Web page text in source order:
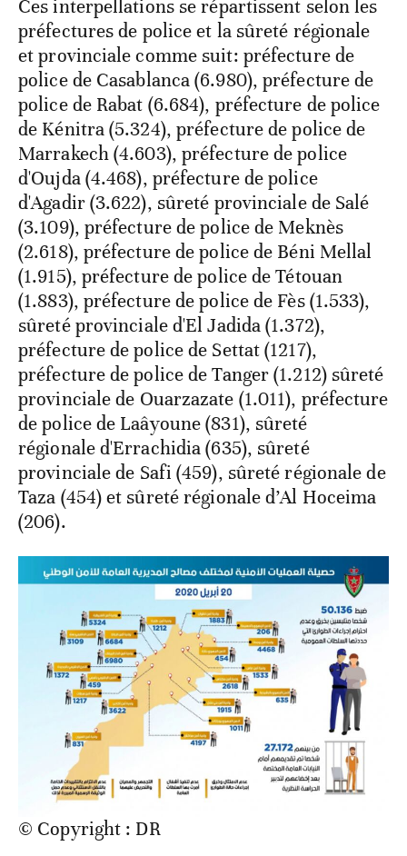
Ces interpellations se répartissent selon les
préfectures de police et la sûreté régionale
et provinciale comme suit: préfecture de
police de Casablanca (6.980), préfecture de
police de Rabat (6.684), préfecture de police
de Kénitra (5.324), préfecture de police de
Marrakech (4.603), préfecture de police
d'Oujda (4.468), préfecture de police
d'Agadir (3.622), sûreté provinciale de Salé
(3.109), préfecture de police de Meknès
(2.618), préfecture de police de Béni Mellal
(1.915), préfecture de police de Tétouan
(1.883), préfecture de police de Fès (1.533),
sûreté provinciale d'El Jadida (1.372),
préfecture de police de Settat (1217),
préfecture de police de Tanger (1.212) sûreté
provinciale de Ouarzazate (1.011), préfecture
de police de Laâyoune (831), sûreté
régionale d'Errachidia (635), sûreté
provinciale de Safi (459), sûreté régionale de
Taza (454) et sûreté régionale d’Al Hoceima
(206).
© Copyright : DR